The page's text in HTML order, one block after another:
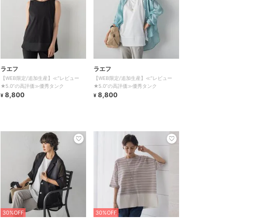
ラエフ
【WEB限定/追加生産】≪“レビュー
★5.0”の高評価≫優秀タンク
¥ 8,800
ラエフ
【WEB限定/追加生産】≪“レビュー
★5.0”の高評価≫優秀タンク
¥ 8,800
30%OFF 30%OFF